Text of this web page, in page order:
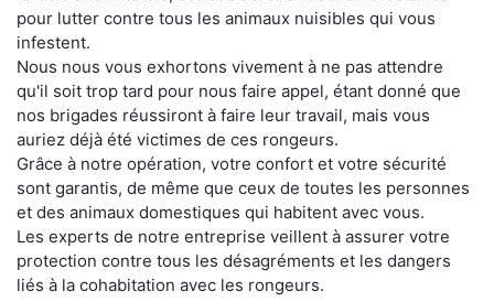
pour lutter contre tous les animaux nuisibles qui vous
infestent.
Nous nous vous exhortons vivement à ne pas attendre
qu'il soit trop tard pour nous faire appel, étant donné que
nos brigades réussiront à faire leur travail, mais vous
auriez déjà été victimes de ces rongeurs.
Grâce à notre opération, votre confort et votre sécurité
sont garantis, de même que ceux de toutes les personnes
et des animaux domestiques qui habitent avec vous.
Les experts de notre entreprise veillent à assurer votre
protection contre tous les désagréments et les dangers
liés à la cohabitation avec les rongeurs.